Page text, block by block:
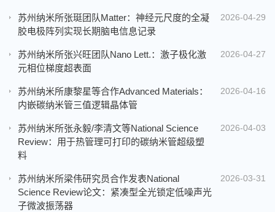
2026-04-29
苏州纳米所张珽团队Matter：神经元尺度的全凝
胶电极阵列实现长期脑电信息记录
2026-04-27
苏州纳米所张兴旺团队Nano Lett.：激子极化激
元相位梯度超表面
2026-04-16
苏州纳米所康黎星等合作Advanced Materials：
内嵌碳纳米管三值逻辑晶体管
2026-04-03
苏州纳米所张永毅/李清文等National Science
Review：用于热管理可打印的碳纳米管超级塑
料
2026-03-31
苏州纳米所梁伟研究员合作发表National
Science Review论文：紧凑型全光锁定低噪声光
子微波振荡器